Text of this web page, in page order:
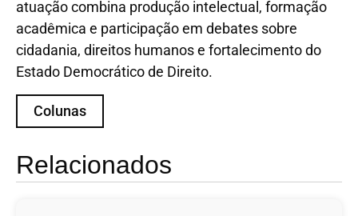
atuação combina produção intelectual, formação
acadêmica e participação em debates sobre
cidadania, direitos humanos e fortalecimento do
Estado Democrático de Direito.
Colunas
Relacionados